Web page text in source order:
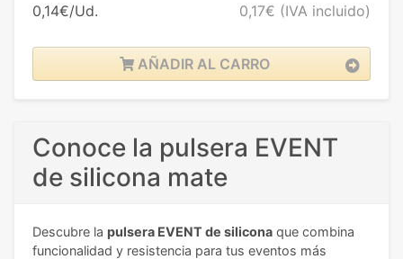
0,14€/Ud. 0,17€ (IVA incluido)
AÑADIR AL CARRO
Conoce la pulsera EVENT
de silicona mate
Descubre la pulsera EVENT de silicona que combina
funcionalidad y resistencia para tus eventos más